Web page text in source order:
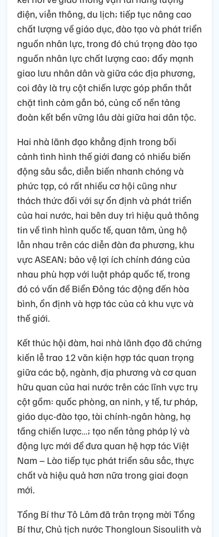
điện, viễn thông, du lịch; tiếp tục nâng cao
chất lượng về giáo dục, đào tạo và phát triển
nguồn nhân lực, trong đó chú trọng đào tạo
nguồn nhân lực chất lượng cao; đẩy mạnh
giao lưu nhân dân và giữa các địa phương,
coi đây là trụ cột chiến lược góp phần thắt
chặt tình cảm gắn bó, củng cố nền tảng
đoàn kết bền vững lâu dài giữa hai dân tộc.
Hai nhà lãnh đạo khẳng định trong bối
cảnh tình hình thế giới đang có nhiều biến
động sâu sắc, diễn biến nhanh chóng và
phức tạp, có rất nhiều cơ hội cũng như
thách thức đối với sự ổn định và phát triển
của hai nước, hai bên duy trì hiệu quả thông
tin về tình hình quốc tế, quan tâm, ủng hộ
lẫn nhau trên các diễn đàn đa phương, khu
vực ASEAN; bảo vệ lợi ích chính đáng của
nhau phù hợp với luật pháp quốc tế, trong
đó có vấn đề Biển Đông tác động đến hòa
bình, ổn định và hợp tác của cả khu vực và
thế giới.
Kết thúc hội đàm, hai nhà lãnh đạo đã chứng
kiến lễ trao 12 văn kiện hợp tác quan trọng
giữa các bộ, ngành, địa phương và cơ quan
hữu quan của hai nước trên các lĩnh vực trụ
cột gồm: quốc phòng, an ninh, y tế, tư pháp,
giáo dục-đào tạo, tài chính-ngân hàng, hạ
tầng chiến lược…; tạo nền tảng pháp lý và
động lực mới để đưa quan hệ hợp tác Việt
Nam – Lào tiếp tục phát triển sâu sắc, thực
chất và hiệu quả hơn nữa trong giai đoạn
mới.
Tổng Bí thư Tô Lâm đã trân trọng mời Tổng
Bí thư, Chủ tịch nước Thongloun Sisoulith và